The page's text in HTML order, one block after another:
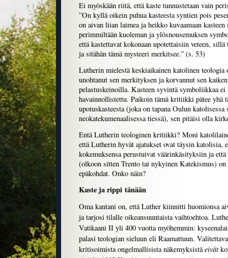
Ei myöskään riitä, että kaste tunnustetaan vain
”On kyllä oikein puhua kasteesta syntien pois
on aivan liian laimea ja heikko kuvaamaan
perimmiltään kuoleman ja ylösnousemuksen
että kastettavat kokonaan upotettaisiin veteen, sillä
ja sitähän tämä mysteeri merkitsee.” (s. 53)
Lutherin mielestä keskiaikainen katolinen teologia
unohtanut sen merkityksen ja korvannut sen
pelastuskeinoilla. Kasteen syvintä symboliikkaa ei
havainnollistettu. Paikoin tämä kritiikki pätee yhä
upotuskasteesta (joka on tapana Oulun katolisessa
neokatekumenaalisessa tiessä), sen pitäisi olla
Entä Lutherin teologinen kritiikki? Moni
että Lutherin hyvät ajatukset ovat täysin katolisia,
kokemuksensa perustuivat väärinkäsityksiin ja
(olkoon sitten Trento tai nykyinen Katekismus)
epäkohdat. Onko näin?
Kaste ja rippi tänään
Oma kantani on, että Luther kiinnitti huomionsa
ja tarjosi tilalle oikeansuuntaista vaihtoehtoa.
Vatikaani II yli 400 vuotta myöhemmin:
palasi teologian sieluun eli Raamattuun.
kritisoimista ongelmallisista näkemyksistäeivät